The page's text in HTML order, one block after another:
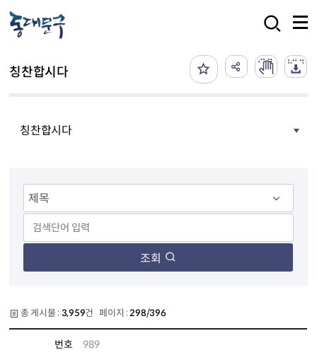
칭찬합시다
칭찬합시다
조회
총 게시물 : 3,959건 페이지 :298/396
번호
989